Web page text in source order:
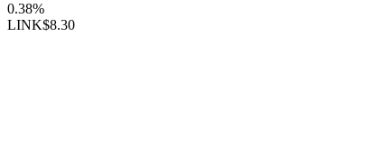
0.38%
LINK$8.30